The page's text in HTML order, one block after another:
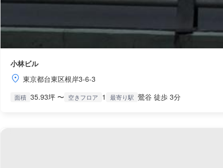
小林ビル
東京都台東区根岸3-6-3
面積 35.93坪 〜 空きフロア 1 最寄り駅 鶯谷 徒歩 3分